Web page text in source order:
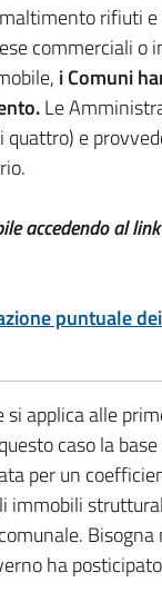
rifiuti
commerciali o
i Comuni
Le
quattro) e
accedendo al
puntuale
applica alle
caso la
per un
immobili
Bisogna
ha